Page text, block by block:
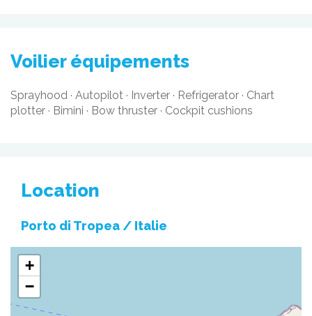
voilier équipements
Sprayhood · Autopilot · Inverter · Refrigerator · Chart
plotter · Bimini · Bow thruster · Cockpit cushions
Location
Porto di Tropea / Italie
+
−